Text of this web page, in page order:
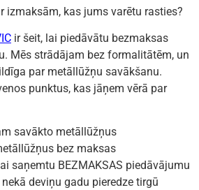
izmaksām, kas jums varētu rasties?
ir šeit, lai piedāvātu bezmaksas
Mēs strādājam bez formalitātēm, un
par metāllūžņu savākšanu.
punktus, kas jāņem vērā par
savākto metāllūžņus
bez maksas
saņemtu BEZMAKSAS piedāvājumu
deviņu gadu pieredze tirgū